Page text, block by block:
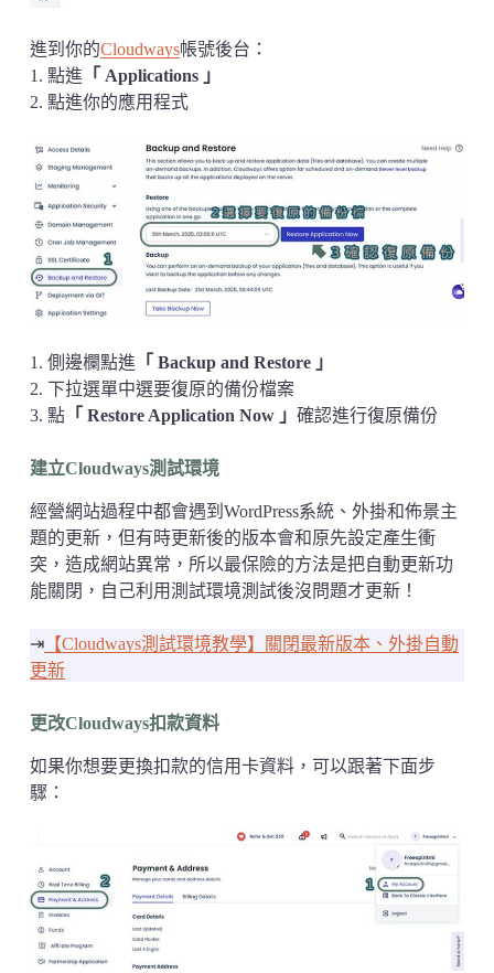
進到你的Cloudways帳號後台：
1. 點進「 Applications 」
2. 點進你的應用程式
1. 側邊欄點進「 Backup and Restore 」
2. 下拉選單中選要復原的備份檔案
3. 點「 Restore Application Now 」 確認進行復原備份
建立Cloudways測試環境
經營網站過程中都會遇到WordPress系統、外掛和佈景主
題的更新，但有時更新後的版本會和原先設定產生衝
突，造成網站異常，所以最保險的方法是把自動更新功
能關閉，自己利用測試環境測試後沒問題才更新！
⇥【Cloudways測試環境教學】關閉最新版本、外掛自動
更新
更改Cloudways扣款資料
如果你想要更換扣款的信用卡資料，可以跟著下面步
驟：